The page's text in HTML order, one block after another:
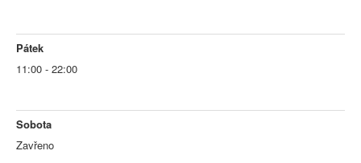
Pátek
11:00 - 22:00
Sobota
Zavřeno